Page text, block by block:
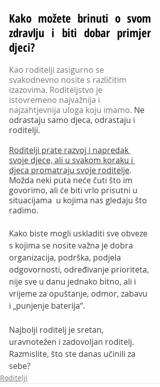
Kako možete brinuti o svom
zdravlju i biti dobar primjer
djeci?
Kao roditelji zasigurno se
svakodnevno nosite s različitim
izazovima. Roditeljstvo je
istovremeno najvažnija i
najzahtjevnija uloga koju imamo. Ne
odrastaju samo djeca, odrastaju i
roditelji.
Roditelji prate razvoj i napredak
svoje djece, ali u svakom koraku i
djeca promatraju svoje roditelje.
Možda neki puta neće čuti što im
govorimo, ali će biti vrlo prisutni u
situacijama  u kojima nas gledaju što
radimo.
Kako biste mogli uskladiti sve obveze
s kojima se nosite važna je dobra
organizacija, podrška, podjela
odgovornosti, određivanje prioriteta,
nije sve u danu jednako bitno, ali i
vrijeme za opuštanje, odmor, zabavu
i „punjenje baterija“.
Najbolji roditelj je sretan,
uravnotežen i zadovoljan roditelj.
Razmislite, što ste danas učinili za
sebe?
Roditelji